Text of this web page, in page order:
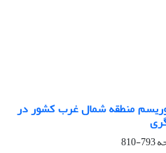
منطقه شمال غرب کشور در
793-810